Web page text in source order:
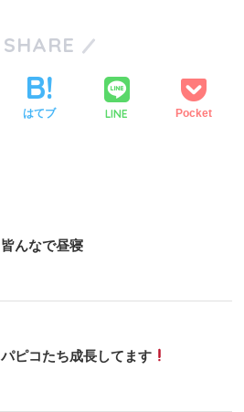
SHARE
はてブ LINE Pocket
皆んなで昼寝
パピコたち成長してます